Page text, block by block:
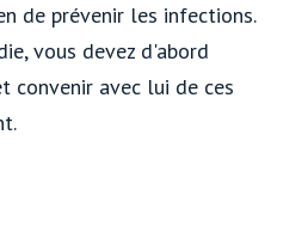
de prévenir les infections.
vous devez d'abord
convenir avec lui de ces